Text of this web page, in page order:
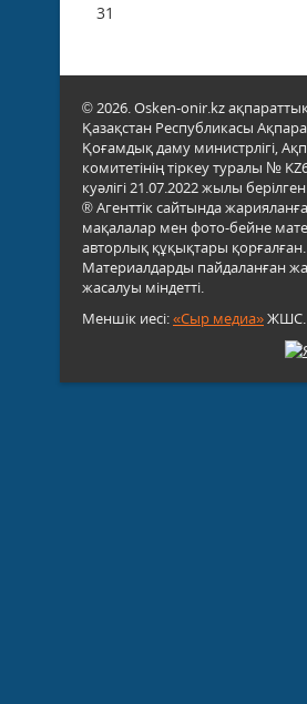
31
© 2026. Osken-onir.kz ақпараттық
Қазақстан Республикасы
Қоғамдық даму министрлігі,
комитетінің тіркеу туралы №
куәлігі 21.07.2022 жылы
® Агенттік сайтында
мақалалар мен фото-бейне
авторлық құқықтары қорғалған.
Материалдарды пайдаланған
жасалуы міндетті.
Меншік иесі:«Сыр медиа»ЖШС.